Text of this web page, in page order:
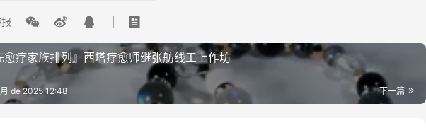
愈疗‬家族排列』西塔疗愈师继张‬舫线工上‬作坊
下一篇
de 2025 12:48